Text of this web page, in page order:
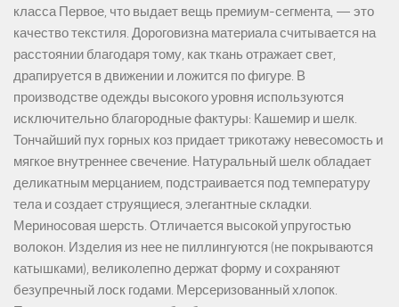
класса Первое, что выдает вещь премиум-сегмента, — это
качество текстиля. Дороговизна материала считывается на
расстоянии благодаря тому, как ткань отражает свет,
драпируется в движении и ложится по фигуре. В
производстве одежды высокого уровня используются
исключительно благородные фактуры: Кашемир и шелк.
Тончайший пух горных коз придает трикотажу невесомость и
мягкое внутреннее свечение. Натуральный шелк обладает
деликатным мерцанием, подстраивается под температуру
тела и создает струящиеся, элегантные складки.
Мериносовая шерсть. Отличается высокой упругостью
волокон. Изделия из нее не пиллингуются (не покрываются
катышками), великолепно держат форму и сохраняют
безупречный лоск годами. Мерсеризованный хлопок.